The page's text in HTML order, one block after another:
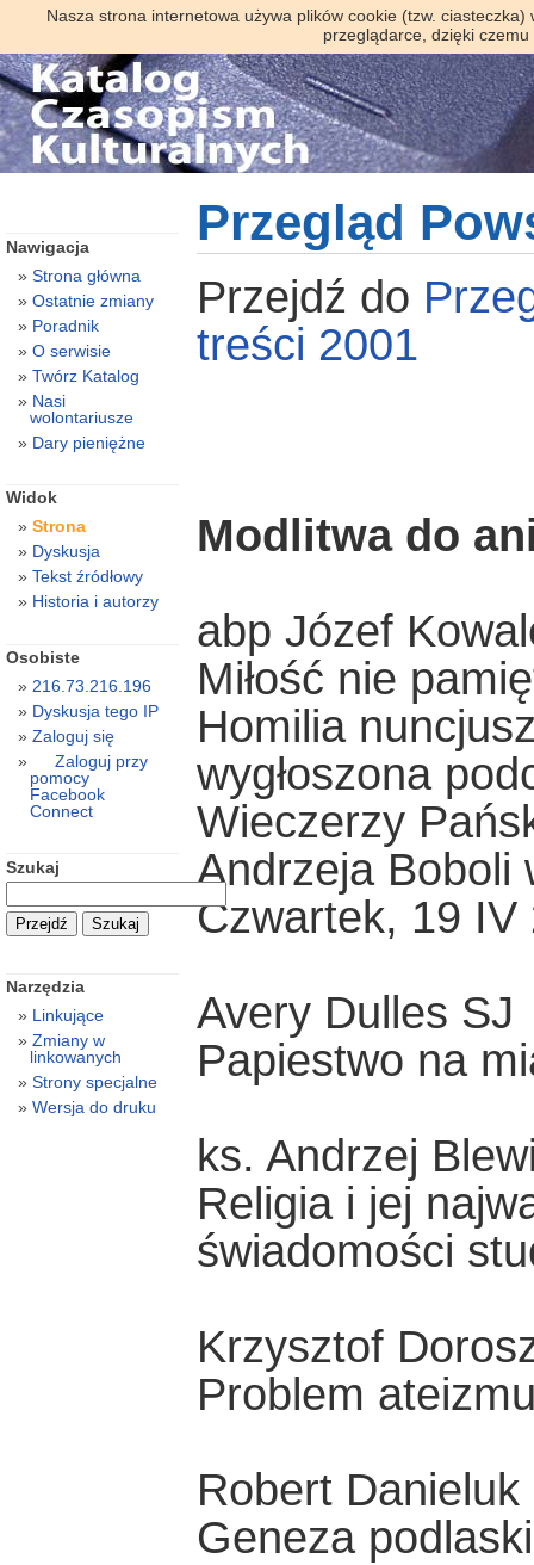
Nasza strona internetowa używa plików cookie (tzw.
przeglądarce, dzięki
Przegląd
Przejdź do
treści 2001
Modlitwa do
abp Józef
Miłość nie
Homilia
wygłoszona
Wieczerzy
Andrzeja Boboli
Czwartek, 19 IV
Avery Dulles SJ
Papiestwo na
ks. Andrzej
Religia i jej
świadomości
Krzysztof
Problem
Robert Danieluk
Geneza
Nawigacja
Strona główna
Ostatnie zmiany
Poradnik
O serwisie
Twórz Katalog
Nasi
wolontariusze
Dary pieniężne
Widok
Strona
Dyskusja
Tekst źródłowy
Historia i autorzy
Osobiste
216.73.216.196
Dyskusja tego IP
Zaloguj się
Zaloguj przy
pomocy
Facebook
Connect
Szukaj
Narzędzia
Linkujące
Zmiany w
linkowanych
Strony specjalne
Wersja do druku